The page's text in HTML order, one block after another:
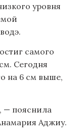
уровня
самого
Сегодня
на 6 см выше,
— пояснила
Аджиу.